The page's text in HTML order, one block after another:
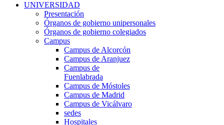
UNIVERSIDAD
Presentación
Órganos de gobierno unipersonales
Órganos de gobierno colegiados
Campus
Campus de Alcorcón
Campus de Aranjuez
Campus de
Fuenlabrada
Campus de Móstoles
Campus de Madrid
Campus de Vicálvaro
sedes
Hospitales